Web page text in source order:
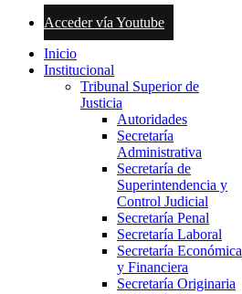
Acceder vía Youtube
Inicio
Institucional
Tribunal Superior de
Justicia
Autoridades
Secretaría
Administrativa
Secretaría de
Superintendencia y
Control Judicial
Secretaría Penal
Secretaría Laboral
Secretaría Económica
y Financiera
Secretaría Originaria